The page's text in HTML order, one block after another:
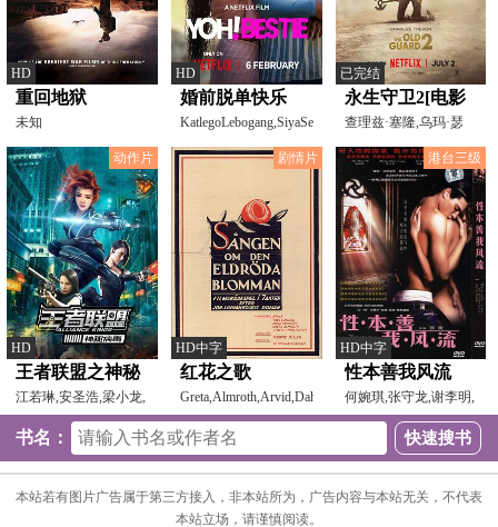
HD
重回地狱
未知
HD
婚前脱单快乐
KatlegoLebogang,SiyaSepotokeleRaymond
已完结
永生守卫2[电影
解说]
查理兹·塞隆,乌玛·瑟
曼,亨利·戈尔丁,切
动作片
HD
王者联盟之神秘
病毒
江若琳,安圣浩,梁小龙,
班杰,童冰玉,房程程,
剧情片
HD中字
红花之歌
Greta,Almroth,Arvid,Dahlberg,
约翰·埃克
港台三级
HD中字
性本善我风流
何婉琪,张守龙,谢李明,
安妮,可儿,伊莲,卢亮
书名：
本站若有图片广告属于第三方接入，非本站所为，广告内容与本站无关，不代表
本站立场，请谨慎阅读。